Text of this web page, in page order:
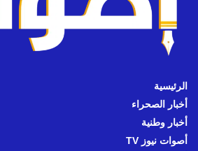
الرئيسية
أخبار الصحراء
أخبار وطنية
أصوات نيوز TV